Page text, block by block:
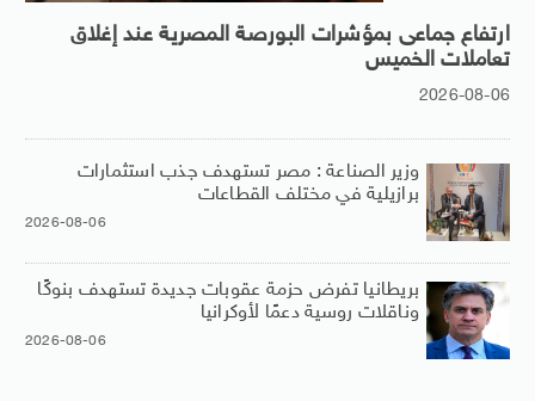
ارتفاع جماعى بمؤشرات البورصة المصرية عند إغلاق
تعاملات الخميس
2026-08-06
وزير الصناعة : مصر تستهدف جذب استثمارات
برازيلية في مختلف القطاعات
2026-08-06
بريطانيا تفرض حزمة عقوبات جديدة تستهدف بنوكًا
وناقلات روسية دعمًا لأوكرانيا
2026-08-06